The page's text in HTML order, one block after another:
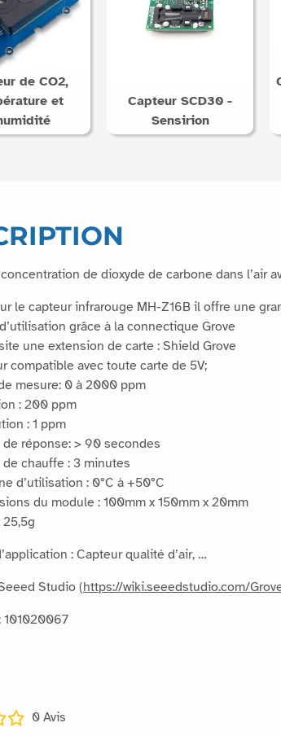
de CO2,
et
Capteur SCD30 -
Sensirion
de dioxyde de carbone dans l’air
le capteur infrarouge MH-Z16B il offre une
grâce à la connectique Grove
une extension de carte : Shield Grove
compatible avec toute carte de 5V;
mesure: 0 à 2000 ppm
: 200 ppm
: 1 ppm
de réponse: > 90 secondes
de chauffe : 3 minutes
d’utilisation : 0°C à +50°C
du module : 100mm x 150mm x 20mm
25,5g
: Capteur qualité d’air, …
Studio (https://wiki.seeedstudio.com/
101020067
0 Avis